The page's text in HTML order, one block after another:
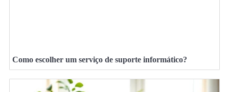
Como escolher um serviço de suporte informático?